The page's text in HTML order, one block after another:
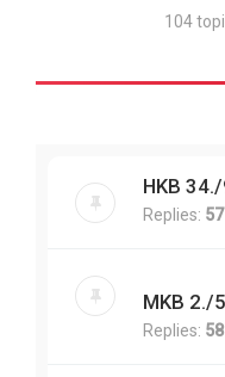
104
HKB
Replies: 57
MKB 2./
Replies: 58